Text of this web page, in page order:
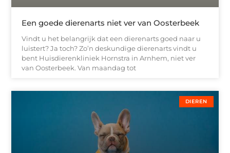
Een goede dierenarts niet ver van Oosterbeek
Vindt u het belangrijk dat een dierenarts goed naar u
luistert? Ja toch? Zo’n deskundige dierenarts vindt u
bent Huisdierenkliniek Hornstra in Arnhem, niet ver
van Oosterbeek. Van maandag tot
DIEREN